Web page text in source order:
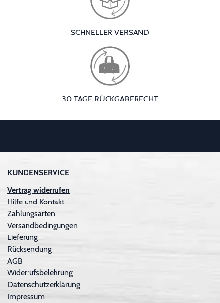
SCHNELLER VERSAND
30 TAGE RÜCKGABERECHT
KUNDENSERVICE
Vertrag widerrufen
Hilfe und Kontakt
Zahlungsarten
Versandbedingungen
Lieferung
Rücksendung
AGB
Widerrufsbelehrung
Datenschutzerklärung
Impressum